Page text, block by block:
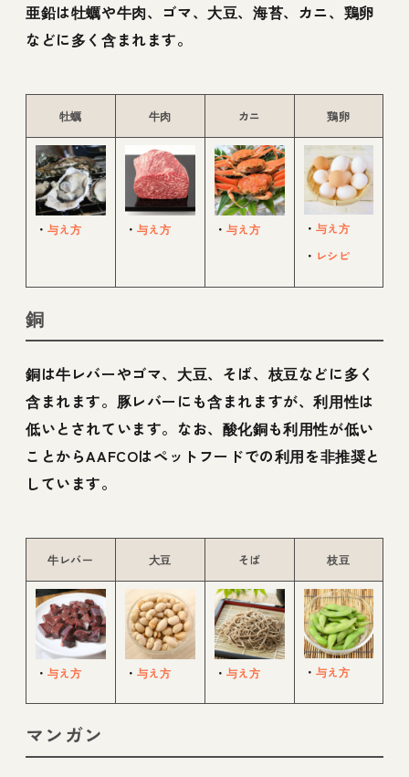
亜鉛は牡蠣や牛肉、ゴマ、大豆、海苔、カニ、鶏卵
などに多く含まれます。
牡蠣 牛肉 カニ 鶏卵
・ 与え方 ・ 与え方 ・ 与え方 ・ 与え方
・ レシピ
銅
銅は牛レバーやゴマ、大豆、そば、枝豆などに多く
含まれます。豚レバーにも含まれますが、利用性は
低いとされています。なお、酸化銅も利用性が低い
ことからAAFCOはペットフードでの利用を非推奨と
しています。
牛レバー 大豆 そば 枝豆
・ 与え方 ・ 与え方 ・ 与え方 ・ 与え方
マンガン